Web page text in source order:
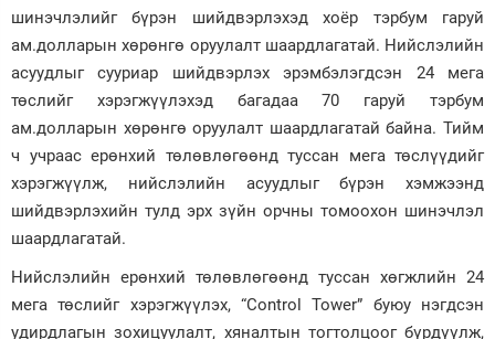
шинэчлэлийг бүрэн шийдвэрлэхэд хоёр тэрбум гаруй
ам.долларын хөрөнгө оруулалт шаардлагатай. Нийслэлийн
асуудлыг сууриар шийдвэрлэх эрэмбэлэгдсэн 24 мега
төслийг хэрэгжүүлэхэд багадаа 70 гаруй тэрбум
ам.долларын хөрөнгө оруулалт шаардлагатай байна. Тийм
ч учраас ерөнхий төлөвлөгөөнд туссан мега төслүүдийг
хэрэгжүүлж, нийслэлийн асуудлыг бүрэн хэмжээнд
шийдвэрлэхийн тулд эрх зүйн орчны томоохон шинэчлэл
шаардлагатай.
Нийслэлийн ерөнхий төлөвлөгөөнд туссан хөгжлийн 24
мега төслийг хэрэгжүүлэх, “Control Tower” буюу нэгдсэн
удирдлагын зохицуулалт, хяналтын тогтолцоог бүрдүүлж,